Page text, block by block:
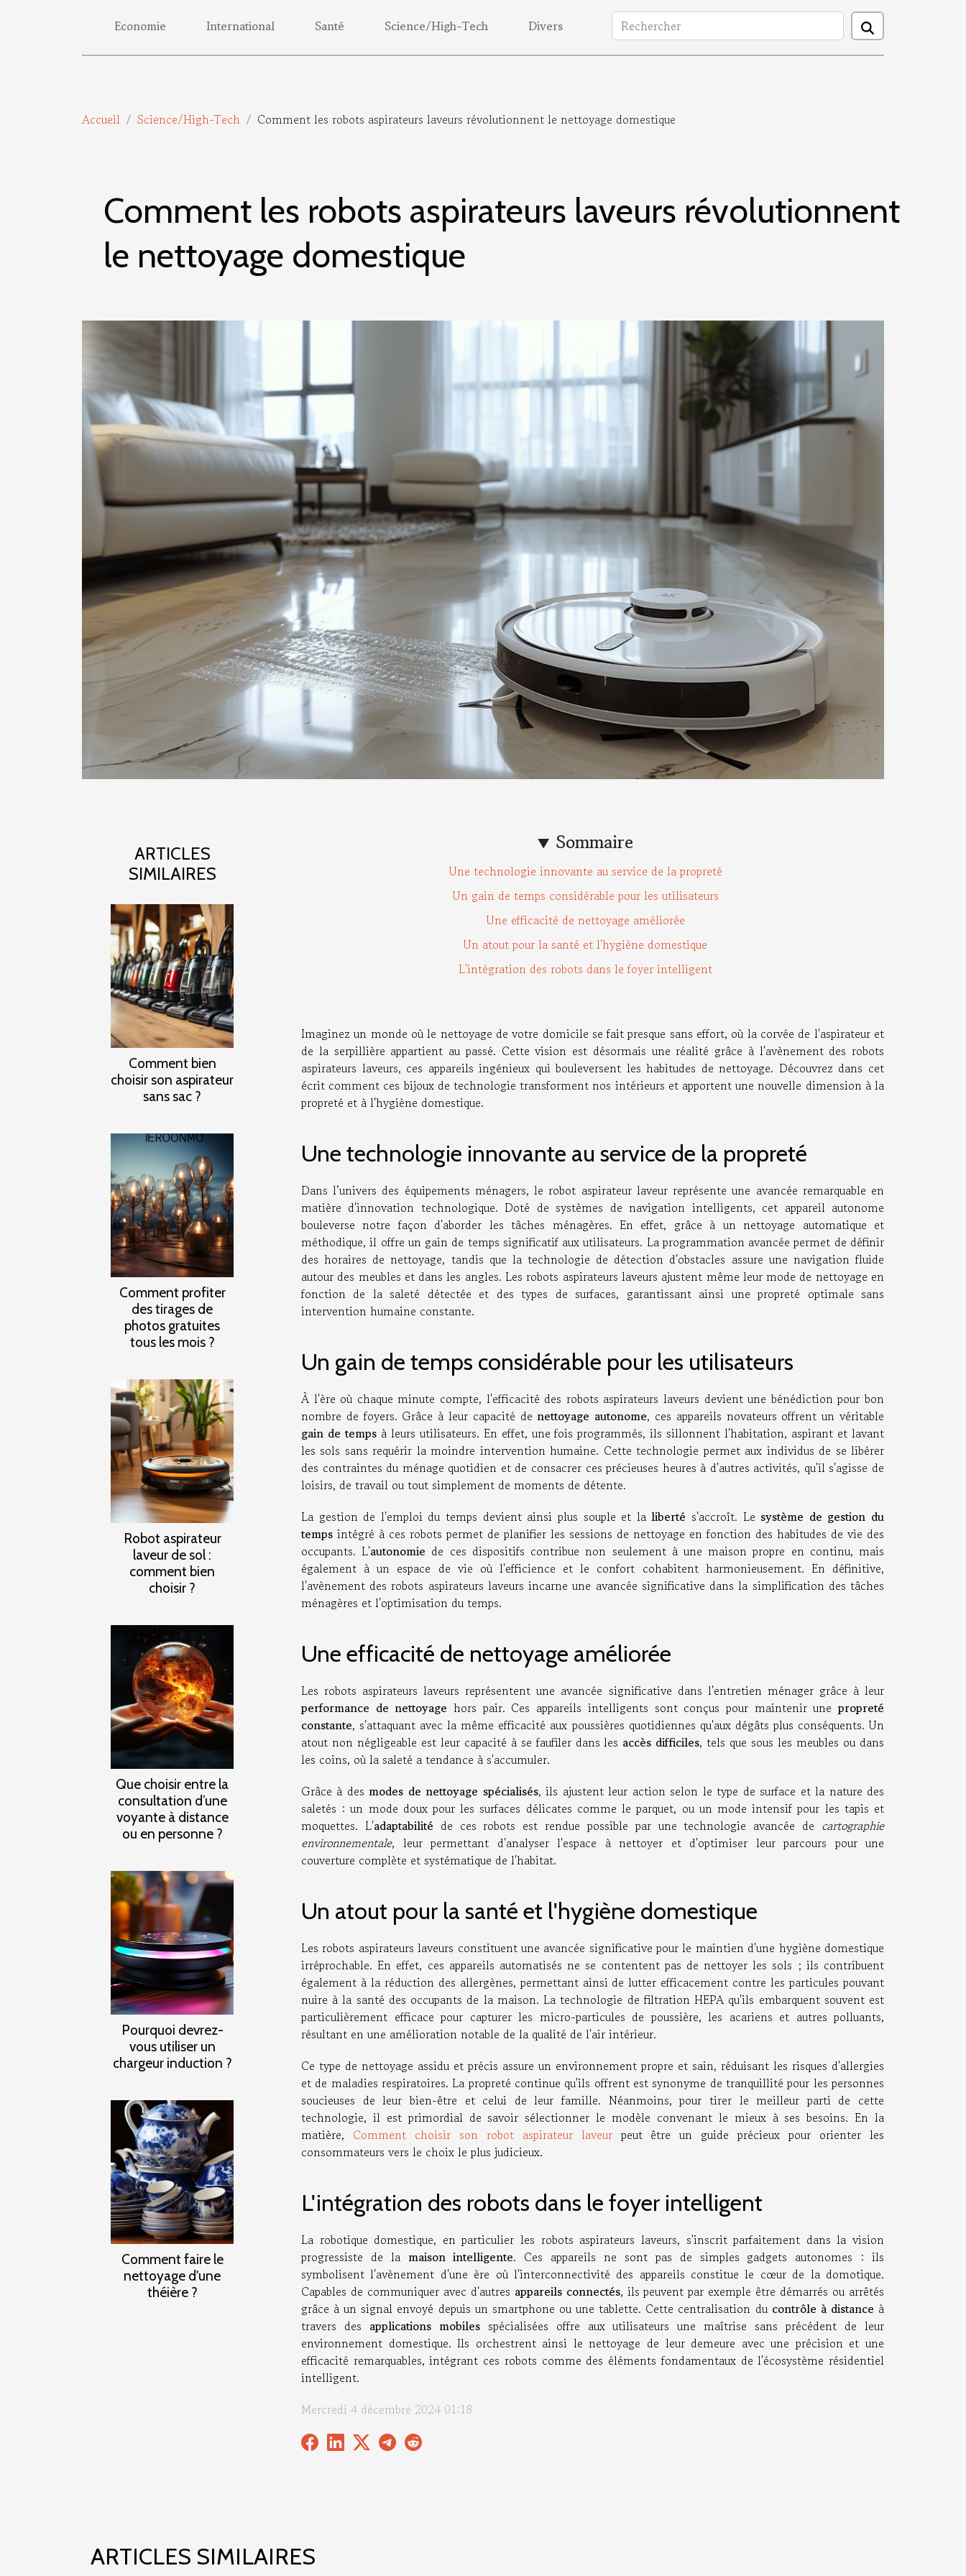
Economie International Santé Science/High-Tech Divers
Accueil Science/High-Tech Comment les robots aspirateurs laveurs révolutionnent le nettoyage domestique
Comment les robots aspirateurs laveurs révolutionnent
le nettoyage domestique
ARTICLES
SIMILAIRES
Comment bien
choisir son aspirateur
sans sac ?
Comment profiter
des tirages de
photos gratuites
tous les mois ?
Robot aspirateur
laveur de sol :
comment bien
choisir ?
Que choisir entre la
consultation d’une
voyante à distance
ou en personne ?
Pourquoi devrez-
vous utiliser un
chargeur induction ?
Comment faire le
nettoyage d'une
théière ?
Sommaire
Une technologie innovante au service de la propreté
Un gain de temps considérable pour les utilisateurs
Une efficacité de nettoyage améliorée
Un atout pour la santé et l'hygiène domestique
L'intégration des robots dans le foyer intelligent
Imaginez un monde où le nettoyage de votre domicile se fait presque sans effort, où la corvée de l'aspirateur et
de la serpillière appartient au passé. Cette vision est désormais une réalité grâce à l'avènement des robots
aspirateurs laveurs, ces appareils ingénieux qui bouleversent les habitudes de nettoyage. Découvrez dans cet
écrit comment ces bijoux de technologie transforment nos intérieurs et apportent une nouvelle dimension à la
propreté et à l'hygiène domestique.
Une technologie innovante au service de la propreté
Dans l’univers des équipements ménagers, le robot aspirateur laveur représente une avancée remarquable en
matière d'innovation technologique. Doté de systèmes de navigation intelligents, cet appareil autonome
bouleverse notre façon d'aborder les tâches ménagères. En effet, grâce à un nettoyage automatique et
méthodique, il offre un gain de temps significatif aux utilisateurs. La programmation avancée permet de définir
des horaires de nettoyage, tandis que la technologie de détection d'obstacles assure une navigation fluide
autour des meubles et dans les angles. Les robots aspirateurs laveurs ajustent même leur mode de nettoyage en
fonction de la saleté détectée et des types de surfaces, garantissant ainsi une propreté optimale sans
intervention humaine constante.
Un gain de temps considérable pour les utilisateurs
À l'ère où chaque minute compte, l'efficacité des robots aspirateurs laveurs devient une bénédiction pour bon
nombre de foyers. Grâce à leur capacité de nettoyage autonome, ces appareils novateurs offrent un véritable
gain de tempsà leurs utilisateurs. En effet, une fois programmés, ils sillonnent l'habitation, aspirant et lavant
les sols sans requérir la moindre intervention humaine. Cette technologie permet aux individus de se libérer
des contraintes du ménage quotidien et de consacrer ces précieuses heures à d'autres activités, qu'il s'agisse de
loisirs, de travail ou tout simplement de moments de détente.
La gestion de l'emploi du temps devient ainsi plus souple et laliberté s'accroît. Lesystème de gestion du
temps intégré à ces robots permet de planifier les sessions de nettoyage en fonction des habitudes de vie des
occupants. L'autonomie de ces dispositifs contribue non seulement à une maison propre en continu, mais
également à un espace de vie où l'efficience et le confort cohabitent harmonieusement. En définitive,
l'avènement des robots aspirateurs laveurs incarne une avancée significative dans la simplification des tâches
ménagères et l'optimisation du temps.
Une efficacité de nettoyage améliorée
Les robots aspirateurs laveurs représentent une avancée significative dans l'entretien ménager grâce à leur
performance de nettoyage hors pair. Ces appareils intelligents sont conçus pour maintenir unepropreté
constante, s'attaquant avec la même efficacité aux poussières quotidiennes qu'aux dégâts plus conséquents. Un
atout non négligeable est leur capacité à se faufiler dans les accès difficiles, tels que sous les meubles ou dans
les coins, où la saleté a tendance à s'accumuler.
Grâce à des modes de nettoyage spécialisés, ils ajustent leur action selon le type de surface et la nature des
saletés : un mode doux pour les surfaces délicates comme le parquet, ou un mode intensif pour les tapis et
moquettes. L'adaptabilité de ces robots est rendue possible par une technologie avancée de cartographie
environnementale, leur permettant d'analyser l'espace à nettoyer et d'optimiser leur parcours pour une
couverture complète et systématique de l'habitat.
Un atout pour la santé et l'hygiène domestique
Les robots aspirateurs laveurs constituent une avancée significative pour le maintien d'une hygiène domestique
irréprochable. En effet, ces appareils automatisés ne se contentent pas de nettoyer les sols ; ils contribuent
également à la réduction des allergènes, permettant ainsi de lutter efficacement contre les particules pouvant
nuire à la santé des occupants de la maison. La technologie de filtration HEPA qu'ils embarquent souvent est
particulièrement efficace pour capturer les micro-particules de poussière, les acariens et autres polluants,
résultant en une amélioration notable de la qualité de l'air intérieur.
Ce type de nettoyage assidu et précis assure un environnement propre et sain, réduisant les risques d'allergies
et de maladies respiratoires. La propreté continue qu'ils offrent est synonyme de tranquillité pour les personnes
soucieuses de leur bien-être et celui de leur famille. Néanmoins, pour tirer le meilleur parti de cette
technologie, il est primordial de savoir sélectionner le modèle convenant le mieux à ses besoins. En la
matière, Comment choisir son robot aspirateur laveurpeut être un guide précieux pour orienter les
consommateurs vers le choix le plus judicieux.
L'intégration des robots dans le foyer intelligent
La robotique domestique, en particulier les robots aspirateurs laveurs, s'inscrit parfaitement dans la vision
progressiste de la maison intelligente. Ces appareils ne sont pas de simples gadgets autonomes : ils
symbolisent l'avènement d'une ère où l'interconnectivité des appareils constitue le cœur de la domotique.
Capables de communiquer avec d'autres appareils connectés, ils peuvent par exemple être démarrés ou arrêtés
grâce à un signal envoyé depuis un smartphone ou une tablette. Cette centralisation du contrôle à distance à
travers des applications mobilesspécialisées offre aux utilisateurs une maîtrise sans précédent de leur
environnement domestique. Ils orchestrent ainsi le nettoyage de leur demeure avec une précision et une
efficacité remarquables, intégrant ces robots comme des éléments fondamentaux de l'écosystème résidentiel
intelligent.
Mercredi 4 décembre 2024 01:18
ARTICLES SIMILAIRES